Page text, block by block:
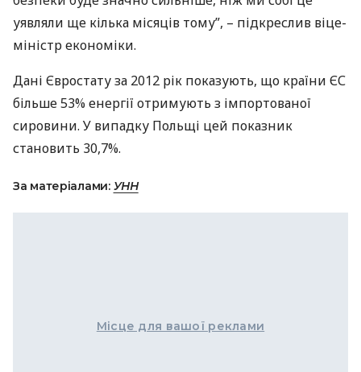
уявляли ще кілька місяців тому”, – підкреслив віце-
міністр економіки.
Дані Євростату за 2012 рік показують, що країни ЄС
більше 53% енергії отримують з імпортованої
сировини. У випадку Польщі цей показник
становить 30,7%.
За матеріалами: УНН
Місце для вашої реклами